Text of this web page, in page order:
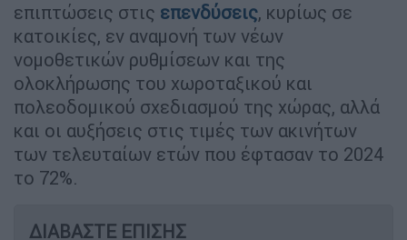
επιπτώσεις στις επενδύσεις, κυρίως σε
κατοικίες, εν αναμονή των νέων
νομοθετικών ρυθμίσεων και της
ολοκλήρωσης του χωροταξικού και
πολεοδομικού σχεδιασμού της χώρας, αλλά
και οι αυξήσεις στις τιμές των ακινήτων
των τελευταίων ετών που έφτασαν το 2024
το 72%.
ΔΙΑΒΑΣΤΕ ΕΠΙΣΗΣ